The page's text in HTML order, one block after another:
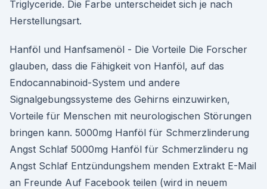
Triglyceride. Die Farbe unterscheidet sich je nach
Herstellungsart.
Hanföl und Hanfsamenöl - Die Vorteile Die Forscher
glauben, dass die Fähigkeit von Hanföl, auf das
Endocannabinoid-System und andere
Signalgebungssysteme des Gehirns einzuwirken,
Vorteile für Menschen mit neurologischen Störungen
bringen kann. 5000mg Hanföl für Schmerzlinderung
Angst Schlaf 5000mg Hanföl für Schmerzlinderu ng
Angst Schlaf Entzündungshem menden Extrakt E-Mail
an Freunde Auf Facebook teilen (wird in neuem